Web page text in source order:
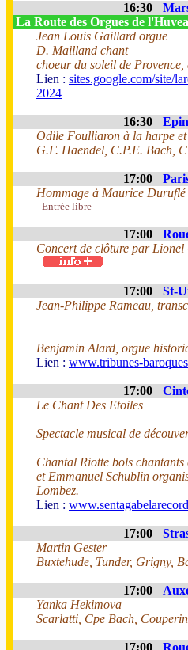
16:30
La Route des Orgues de
Jean Louis Gaillard orgue
D. Mailland chant
choeur du soleil de Provence,
Lien : sites.google.com/site/
2024
16:30
Odile Foulliaron à la harpe
G.F. Haendel, C.P.E. Bach,
17:00
Hommage à Maurice
- Entrée libre
17:00
Concert de clôture par
17:00 St-
Jean-Philippe Rameau,
Benjamin Alard, orgue
Lien : www.tribunes-
17:00
Le Chant Des Etoiles
Spectacle musical de
Chantal Riotte bols chantants
et Emmanuel Schublin
Lombez.
Lien :
17:00
Martin Gester
Buxtehude, Tunder, Grigny,
17:00
Yanka Hekimova
Scarlatti, Cpe Bach,
17:00